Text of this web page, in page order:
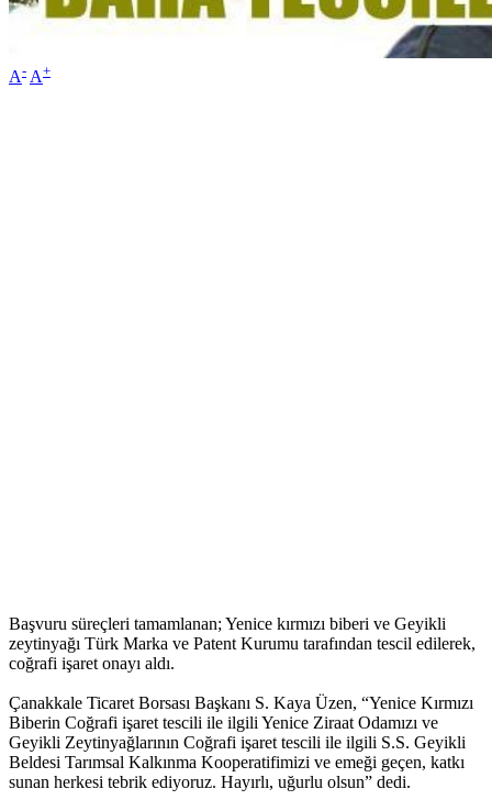
A- A+
Başvuru süreçleri tamamlanan; Yenice kırmızı biberi ve Geyikli
zeytinyağı Türk Marka ve Patent Kurumu tarafından tescil edilerek,
coğrafi işaret onayı aldı.
Çanakkale Ticaret Borsası Başkanı S. Kaya Üzen, “Yenice Kırmızı
Biberin Coğrafi işaret tescili ile ilgili Yenice Ziraat Odamızı ve
Geyikli Zeytinyağlarının Coğrafi işaret tescili ile ilgili S.S. Geyikli
Beldesi Tarımsal Kalkınma Kooperatifimizi ve emeği geçen, katkı
sunan herkesi tebrik ediyoruz. Hayırlı, uğurlu olsun” dedi.